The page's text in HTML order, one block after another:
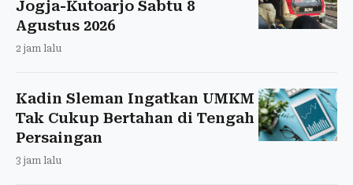
Jogja-Kutoarjo Sabtu 8
Agustus 2026
2 jam lalu
Kadin Sleman Ingatkan UMKM
Tak Cukup Bertahan di Tengah
Persaingan
3 jam lalu